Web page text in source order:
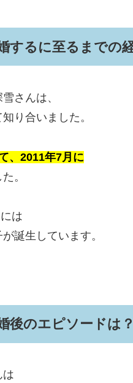
するに至るまでの
さんは、
り合いました。
、2011年7月に
。
は
誕生しています。
後のエピソードは
は